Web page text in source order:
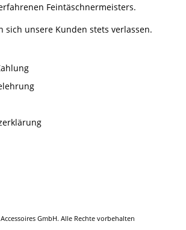
Feintäschnermeisters.
sich unsere Kunden stets verlassen.
GmbH. Alle Rechte vorbehalten